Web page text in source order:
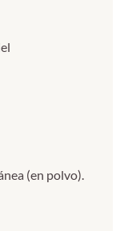
(en polvo).